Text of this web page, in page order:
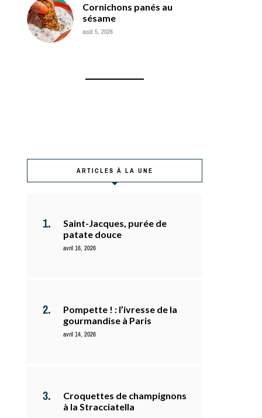
Cornichons panés au
sésame
août 5, 2026
ARTICLES À LA UNE
Saint-Jacques, purée de
patate douce
avril 16, 2026
Pompette ! : l’ivresse de la
gourmandise à Paris
avril 14, 2026
Croquettes de champignons
à la Stracciatella